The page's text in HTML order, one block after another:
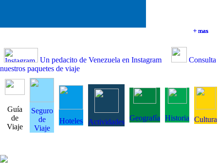
+ mas
+ mas
+ mas
+ mas
Un pedacito de Venezuela en Instagram
Consulta
nuestros paquetes de viaje
Guía
de
Viaje
Seguro
de
Viaje
Hoteles Actividades Geografía Historia Cultura